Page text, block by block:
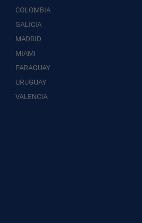
COLOMBIA
GALICIA
MADRID
MIAMI
PARAGUAY
URUGUAY
VALENCIA